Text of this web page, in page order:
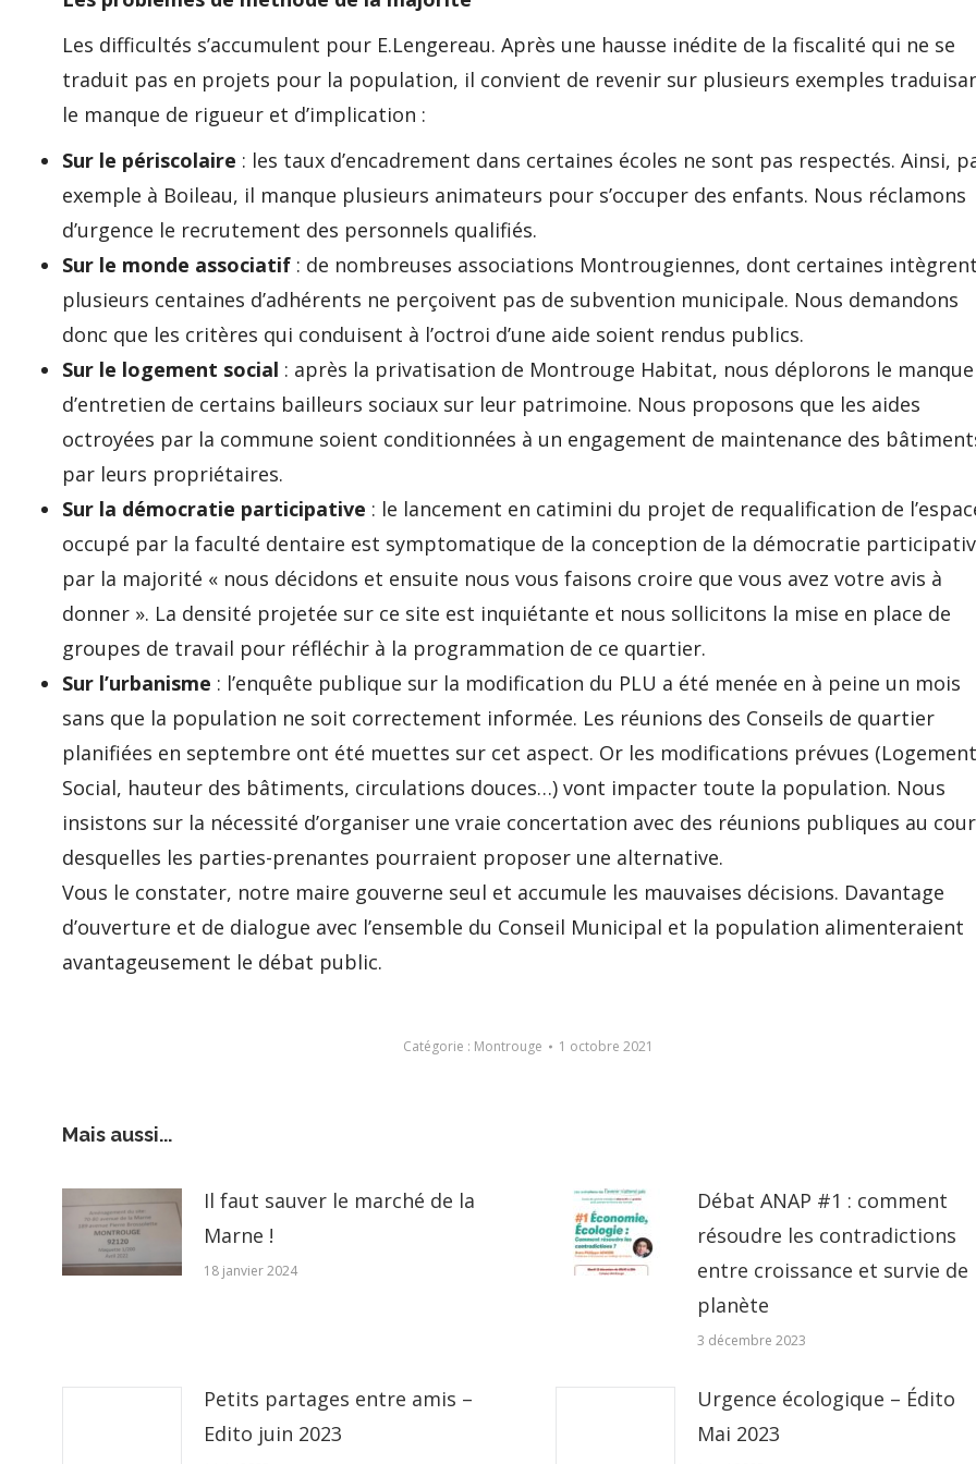
Les difficultés s’accumulent pour E.Lengereau. Après une hausse inédite de la fiscalité qui ne se
traduit pas en projets pour la population, il convient de revenir sur plusieurs exemples
le manque de rigueur et d’implication :
Sur le périscolaire : les taux d’encadrement dans certaines écoles ne sont pas respectés. Ainsi,
exemple à Boileau, il manque plusieurs animateurs pour s’occuper des enfants. Nous réclamons
d’urgence le recrutement des personnels qualifiés.
Sur le monde associatif : de nombreuses associations Montrougiennes, dont certaines
plusieurs centaines d’adhérents ne perçoivent pas de subvention municipale. Nous demandons
donc que les critères qui conduisent à l’octroi d’une aide soient rendus publics.
Sur le logement social : après la privatisation de Montrouge Habitat, nous déplorons le manque
d’entretien de certains bailleurs sociaux sur leur patrimoine. Nous proposons que les aides
octroyées par la commune soient conditionnées à un engagement de maintenance des
par leurs propriétaires.
Sur la démocratie participative : le lancement en catimini du projet de requalification de
occupé par la faculté dentaire est symptomatique de la conception de la démocratie
par la majorité « nous décidons et ensuite nous vous faisons croire que vous avez votre avis à
donner ». La densité projetée sur ce site est inquiétante et nous sollicitons la mise en place de
groupes de travail pour réfléchir à la programmation de ce quartier.
Sur l’urbanisme : l’enquête publique sur la modification du PLU a été menée en à peine un mois
sans que la population ne soit correctement informée. Les réunions des Conseils de quartier
planifiées en septembre ont été muettes sur cet aspect. Or les modifications prévues (Logement
Social, hauteur des bâtiments, circulations douces…) vont impacter toute la population. Nous
insistons sur la nécessité d’organiser une vraie concertation avec des réunions publiques au
desquelles les parties-prenantes pourraient proposer une alternative.
Vous le constater, notre maire gouverne seul et accumule les mauvaises décisions. Davantage
d’ouverture et de dialogue avec l’ensemble du Conseil Municipal et la population alimenteraient
avantageusement le débat public.
Catégorie : Montrouge 1 octobre 2021
Mais aussi...
Il faut sauver le marché de la
Marne !
18 janvier 2024
Débat ANAP #1 : comment
résoudre les contradictions
entre croissance et survie de
planète
3 décembre 2023
Petits partages entre amis –
Edito juin 2023
Urgence écologique – Édito
Mai 2023